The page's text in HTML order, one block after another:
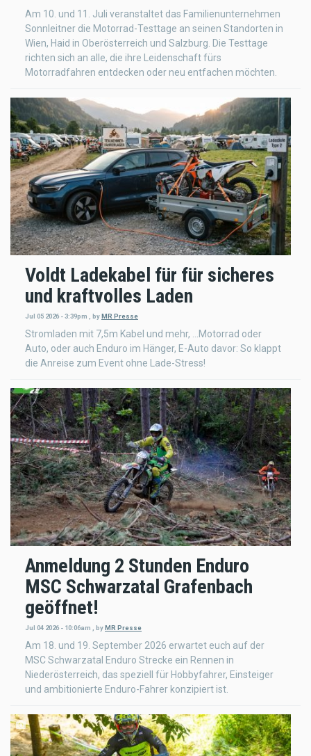
Am 10. und 11. Juli veranstaltet das Familienunternehmen
Sonnleitner die Motorrad-Testtage an seinen Standorten in
Wien, Haid in Oberösterreich und Salzburg. Die Testtage
richten sich an alle, die ihre Leidenschaft fürs
Motorradfahren entdecken oder neu entfachen möchten.
Voldt Ladekabel für für sicheres
und kraftvolles Laden
Jul 05 2026 - 3:39pm , byMR Presse
Stromladen mit 7,5m Kabel und mehr, ...Motorrad oder
Auto, oder auch Enduro im Hänger, E-Auto davor: So klappt
die Anreise zum Event ohne Lade-Stress!
Anmeldung 2 Stunden Enduro
MSC Schwarzatal Grafenbach
geöffnet!
Jul 04 2026 - 10:06am , by MR Presse
Am 18. und 19. September 2026 erwartet euch auf der
MSC Schwarzatal Enduro Strecke ein Rennen in
Niederösterreich, das speziell für Hobbyfahrer, Einsteiger
und ambitionierte Enduro-Fahrer konzipiert ist.